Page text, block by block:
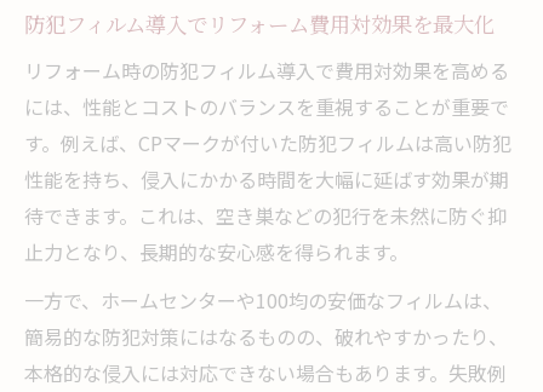
防犯フィルム導入でリフォーム費用対効果を最大化
リフォーム時の防犯フィルム導入で費用対効果を高める
には、性能とコストのバランスを重視することが重要で
す。例えば、CPマークが付いた防犯フィルムは高い防犯
性能を持ち、侵入にかかる時間を大幅に延ばす効果が期
待できます。これは、空き巣などの犯行を未然に防ぐ抑
止力となり、長期的な安心感を得られます。
一方で、ホームセンターや100均の安価なフィルムは、
簡易的な防犯対策にはなるものの、破れやすかったり、
本格的な侵入には対応できない場合もあります。失敗例